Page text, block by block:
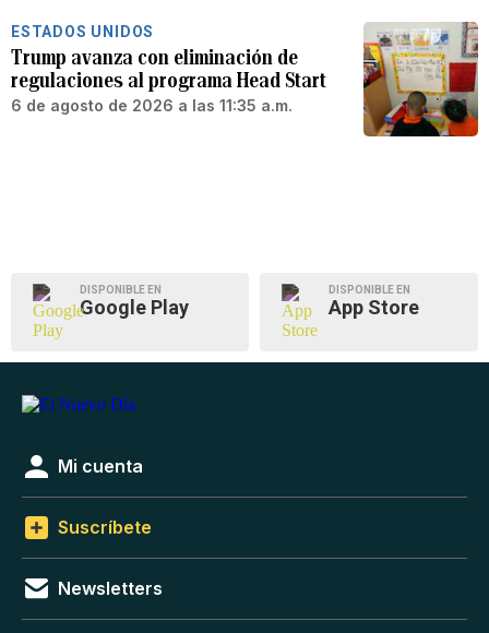
ESTADOS UNIDOS
Trump avanza con eliminación de
regulaciones al programa Head Start
6 de agosto de 2026 a las 11:35 a.m.
DISPONIBLE EN
Google Play
DISPONIBLE EN
App Store
Mi cuenta
Suscríbete
Newsletters